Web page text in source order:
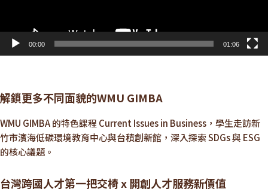
00:00 01:06
解鎖更多不同面貌的WMU GIMBA
WMU GIMBA 的特色課程 Current Issues in Business，學生走訪新
竹市濱海低碳環境教育中心與台積創新館，深入探索 SDGs 與 ESG
的核心議題。
台灣跨國人才第一把交椅 x 開創人才服務新價值